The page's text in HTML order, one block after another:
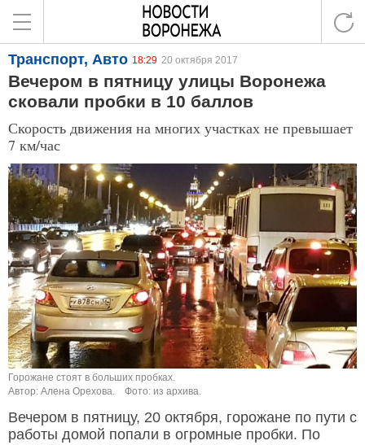
Транспорт, Авто 18:29 20 октября 2017
Вечером в пятницу улицы Воронежа
сковали пробки в 10 баллов
Скорость движения на многих участках не превышает
7 км/час
Горожане стоят в больших пробках.
Автор: Алена Орехова.
Фото: из архива.
Вечером в пятницу, 20 октября, горожане по пути с
работы домой попали в огромные пробки. По